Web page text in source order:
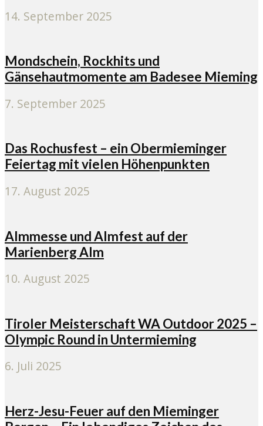
14. September 2025
Mondschein, Rockhits und
Gänsehautmomente am Badesee Mieming
7. September 2025
Das Rochusfest – ein Obermieminger
Feiertag mit vielen Höhenpunkten
17. August 2025
Almmesse und Almfest auf der
Marienberg Alm
10. August 2025
Tiroler Meisterschaft WA Outdoor 2025 –
Olympic Round in Untermieming
6. Juli 2025
Herz-Jesu-Feuer auf den Mieminger